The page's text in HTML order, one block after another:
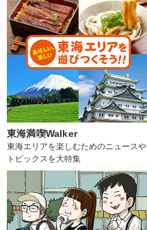
東海満喫Walker
東海エリアを楽しむためのニュースや
トピックスを大特集